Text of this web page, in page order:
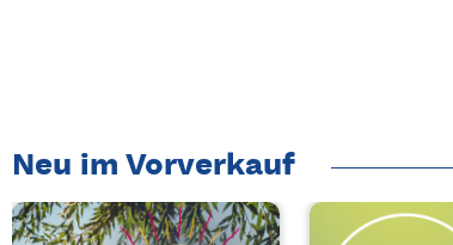
Neu im Vorverkauf